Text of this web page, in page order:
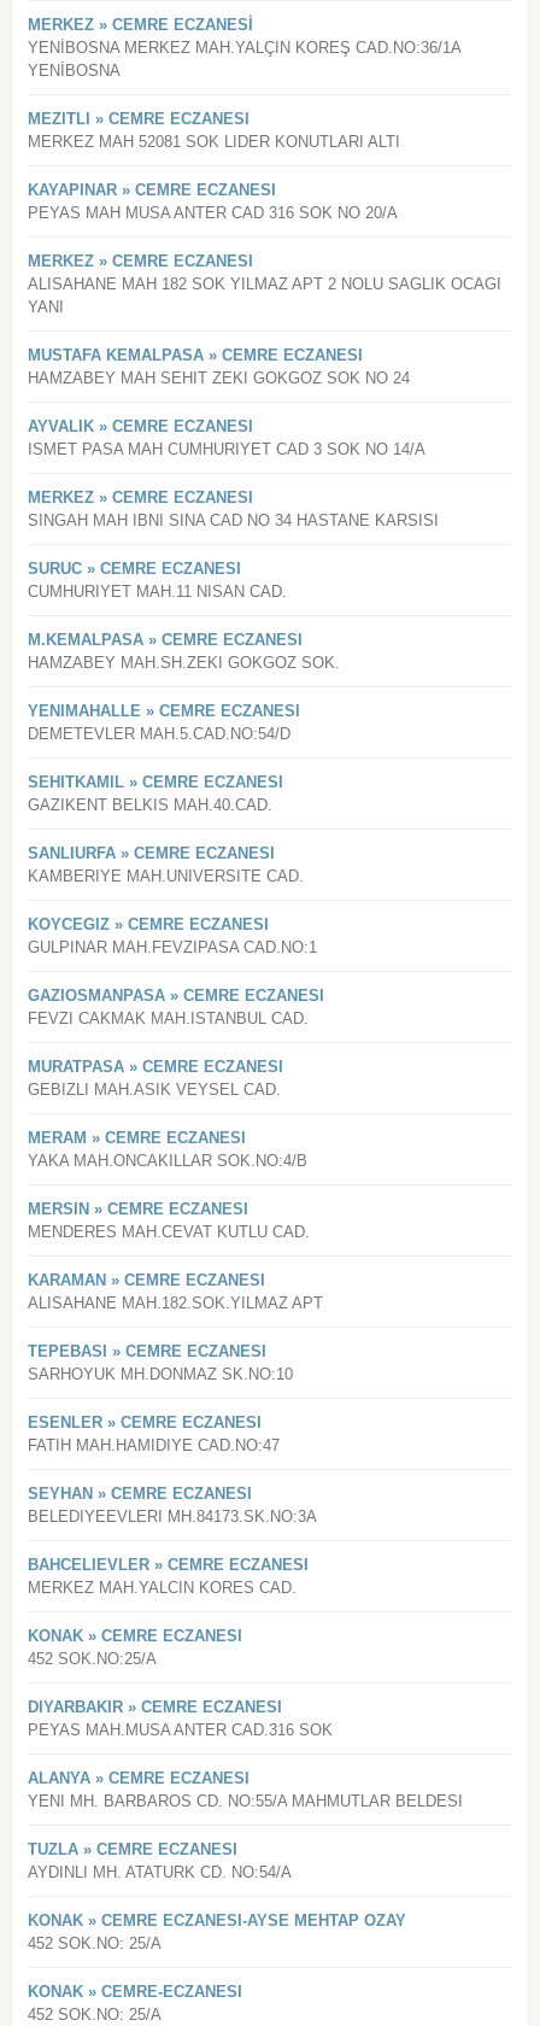
MERKEZ » CEMRE ECZANESİ
YENİBOSNA MERKEZ MAH.YALÇIN KOREŞ CAD.NO:36/1A
YENİBOSNA
MEZITLI » CEMRE ECZANESI
MERKEZ MAH 52081 SOK LIDER KONUTLARI ALTI
KAYAPINAR » CEMRE ECZANESI
PEYAS MAH MUSA ANTER CAD 316 SOK NO 20/A
MERKEZ » CEMRE ECZANESI
ALISAHANE MAH 182 SOK YILMAZ APT 2 NOLU SAGLIK OCAGI
YANI
MUSTAFA KEMALPASA » CEMRE ECZANESI
HAMZABEY MAH SEHIT ZEKI GOKGOZ SOK NO 24
AYVALIK » CEMRE ECZANESI
ISMET PASA MAH CUMHURIYET CAD 3 SOK NO 14/A
MERKEZ » CEMRE ECZANESI
SINGAH MAH IBNI SINA CAD NO 34 HASTANE KARSISI
SURUC » CEMRE ECZANESI
CUMHURIYET MAH.11 NISAN CAD.
M.KEMALPASA » CEMRE ECZANESI
HAMZABEY MAH.SH.ZEKI GOKGOZ SOK.
YENIMAHALLE » CEMRE ECZANESI
DEMETEVLER MAH.5.CAD.NO:54/D
SEHITKAMIL » CEMRE ECZANESI
GAZIKENT BELKIS MAH.40.CAD.
SANLIURFA » CEMRE ECZANESI
KAMBERIYE MAH.UNIVERSITE CAD.
KOYCEGIZ » CEMRE ECZANESI
GULPINAR MAH.FEVZIPASA CAD.NO:1
GAZIOSMANPASA » CEMRE ECZANESI
FEVZI CAKMAK MAH.ISTANBUL CAD.
MURATPASA » CEMRE ECZANESI
GEBIZLI MAH.ASIK VEYSEL CAD.
MERAM » CEMRE ECZANESI
YAKA MAH.ONCAKILLAR SOK.NO:4/B
MERSIN » CEMRE ECZANESI
MENDERES MAH.CEVAT KUTLU CAD.
KARAMAN » CEMRE ECZANESI
ALISAHANE MAH.182.SOK.YILMAZ APT
TEPEBASI » CEMRE ECZANESI
SARHOYUK MH.DONMAZ SK.NO:10
ESENLER » CEMRE ECZANESI
FATIH MAH.HAMIDIYE CAD.NO:47
SEYHAN » CEMRE ECZANESI
BELEDIYEEVLERI MH.84173.SK.NO:3A
BAHCELIEVLER » CEMRE ECZANESI
MERKEZ MAH.YALCIN KORES CAD.
KONAK » CEMRE ECZANESI
452 SOK.NO:25/A
DIYARBAKIR » CEMRE ECZANESI
PEYAS MAH.MUSA ANTER CAD.316 SOK
ALANYA » CEMRE ECZANESI
YENI MH. BARBAROS CD. NO:55/A MAHMUTLAR BELDESI
TUZLA » CEMRE ECZANESI
AYDINLI MH. ATATURK CD. NO:54/A
KONAK » CEMRE ECZANESI-AYSE MEHTAP OZAY
452 SOK.NO: 25/A
KONAK » CEMRE-ECZANESI
452 SOK.NO: 25/A